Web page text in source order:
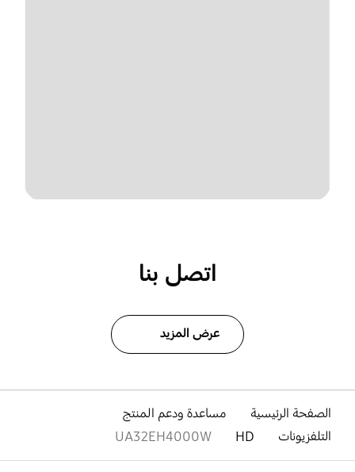
اتصل بنا
عرض المزيد
الصفحة الرئيسية
مساعدة ودعم المنتج
التلفزيونات
HD
UA32EH4000W